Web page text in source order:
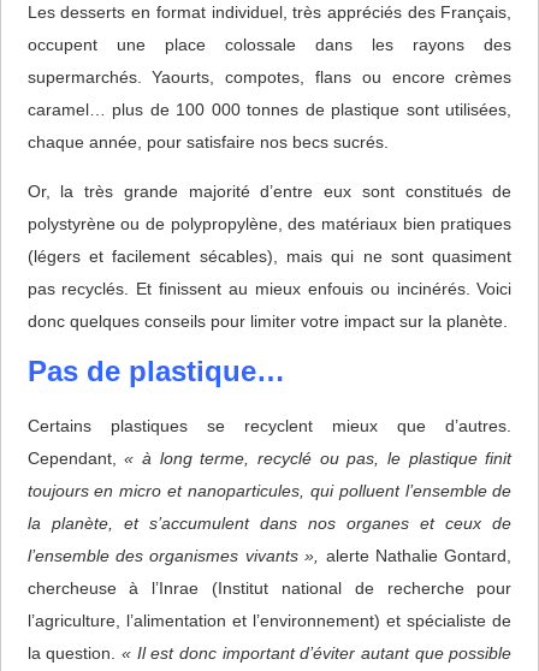
Les desserts en format individuel, très appréciés des Français,
occupent une place colossale dans les rayons des
supermarchés. Yaourts, compotes, flans ou encore crèmes
caramel… plus de 100 000 tonnes de plastique sont utilisées,
chaque année, pour satisfaire nos becs sucrés.
Or, la très grande majorité d’entre eux sont constitués de
polystyrène ou de polypropylène, des matériaux bien pratiques
(légers et facilement sécables), mais qui ne sont quasiment
pas recyclés. Et finissent au mieux enfouis ou incinérés. Voici
donc quelques conseils pour limiter votre impact sur la planète.
Pas de plastique…
Certains plastiques se recyclent mieux que d’autres.
Cependant,« à long terme, recyclé ou pas, le plastique finit
toujours en micro et nanoparticules, qui polluent l’ensemble de
la planète, et s’accumulent dans nos organes et ceux de
l’ensemble des organismes vivants »,
alerte Nathalie Gontard,
chercheuse à l’Inrae (Institut national de recherche pour
l’agriculture, l’alimentation et l’environnement) et spécialiste de
la question. « Il est donc important d’éviter autant que possible